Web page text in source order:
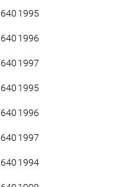
640 1995
640 1996
640 1997
640 1995
640 1996
640 1997
640 1994